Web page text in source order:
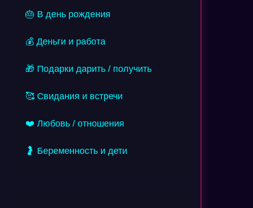
🎂 В день рождения
💰 Деньги и работа
🎁 Подарки дарить / получить
🥰 Свидания и встречи
❤️ Любовь / отношения
🤰 Беременность и дети